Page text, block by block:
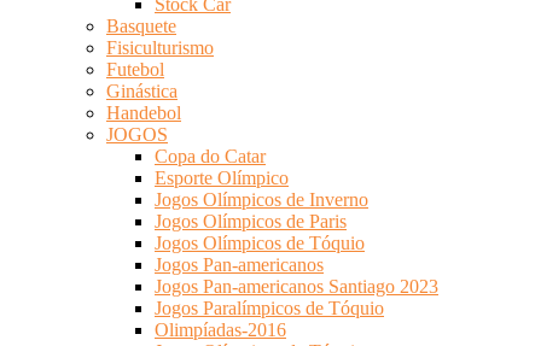
Stock Car
Basquete
Fisiculturismo
Futebol
Ginástica
Handebol
JOGOS
Copa do Catar
Esporte Olímpico
Jogos Olímpicos de Inverno
Jogos Olímpicos de Paris
Jogos Olímpicos de Tóquio
Jogos Pan-americanos
Jogos Pan-americanos Santiago 2023
Jogos Paralímpicos de Tóquio
Olimpíadas-2016